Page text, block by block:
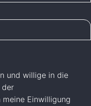
und willige in die
der
meine Einwilligung